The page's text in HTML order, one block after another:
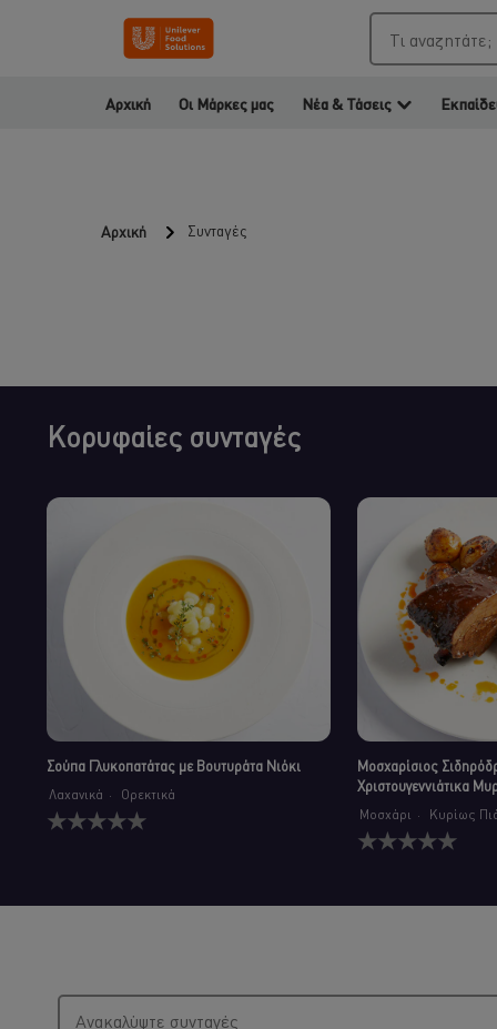
Τι αναζητάτε;
Αρχική Οι Μάρκες μας Νέα & Τάσεις
Αρχική Συνταγές
Κορυφαίες συνταγές
Σούπα Γλυκοπατάτας με Βουτυράτα Νιόκι
Λαχανικά Ορεκτικά
Δεν
υποβλήθηκαν
το
Μοσχαρίσιος
Χριστουγεννιάτικα
Μοσχάρι Κυρίως
Δεν
υποβλήθηκαν
αυτό